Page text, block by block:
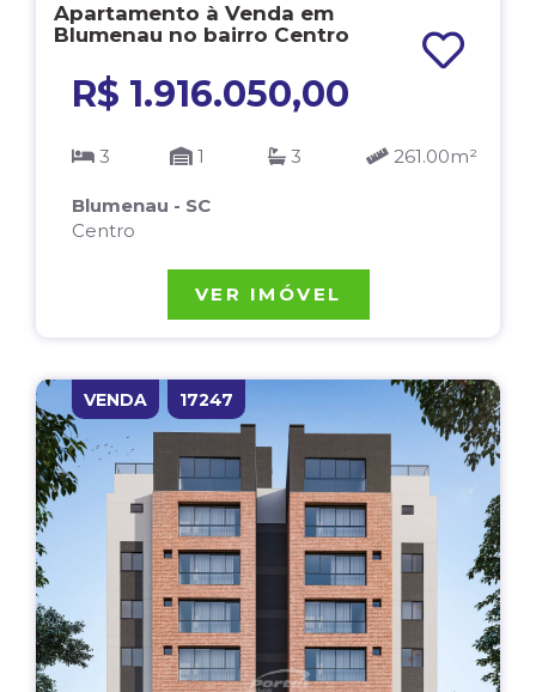
Apartamento à Venda em
Blumenau no bairro Centro
R$ 1.916.050,00
3 1 3 261.00m²
Blumenau - SC
Centro
VER IMÓVEL
VENDA 17247